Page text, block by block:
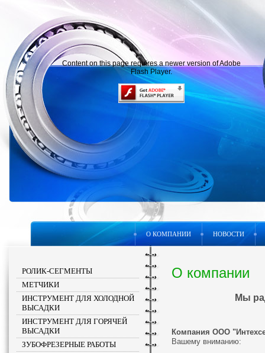
Content on this page requires a newer version of Adobe
Flash Player.
О КОМПАНИИ НОВОСТИ
РОЛИК-СЕГМЕНТЫ
МЕТЧИКИ
ИНСТРУМЕНТ ДЛЯ ХОЛОДНОЙ
ВЫСАДКИ
ИНСТРУМЕНТ ДЛЯ ГОРЯЧЕЙ
ВЫСАДКИ
ЗУБОФРЕЗЕРНЫЕ РАБОТЫ
О компании
Мы
Компания ООО
Вашему вниманию: